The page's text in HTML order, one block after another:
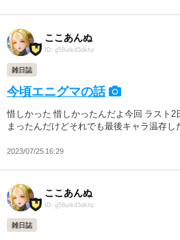
ここあんぬ
ID: g58urk45dkhz
雑日誌
今頃エニグマの話
惜しかった 惜しかったんだよ今回 ラスト
まったんだけどそれでも最後キャラ温存
2023/07/25 16:29
ここあんぬ
ID: g58urk45dkhz
雑日誌